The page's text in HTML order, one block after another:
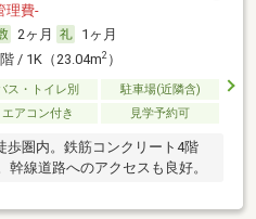
理費-
2ヶ月
1ヶ月
/ 1K（23.04m2）
ス・トイレ別
駐車場(近隣含)
エアコン付き 見学予約可
歩圏内。鉄筋コンクリート4階
幹線道路へのアクセスも良好。